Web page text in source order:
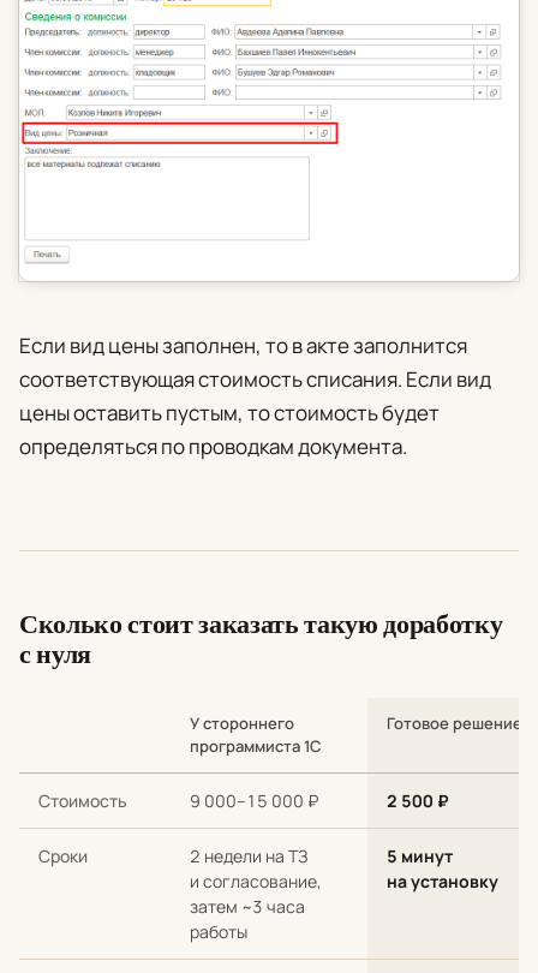
Если вид цены заполнен, то в акте заполнится
соответствующая стоимость списания. Если вид
цены оставить пустым, то стоимость будет
определяться по проводкам документа.
Сколько стоит заказать такую доработку
с нуля
У стороннего
программиста 1С
Готовое решение
Стоимость 9 000–15 000 ₽ 2 500 ₽
Сроки
2 недели на ТЗ
и согласование,
затем ~3 часа
работы
5 минут
на установку